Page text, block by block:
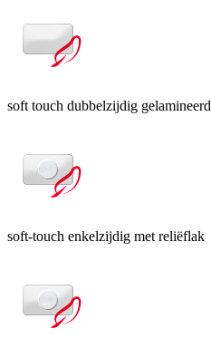
soft touch dubbelzijdig
soft-touch enkelzijdig met reliëflak